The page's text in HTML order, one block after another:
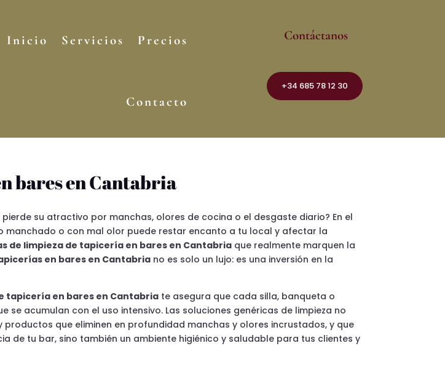
Inicio Servicios Precios
Contacto
Contáctanos
+34 685 78 12 30
bares en Cantabria
pierde su atractivo por manchas, olores de cocina o el desgaste diario? En el
manchado o con mal olor puede restar encanto a tu local y afectar la
de limpieza de tapicería en bares en Cantabria que realmente marquen la
en bares en Cantabria no es solo un lujo: es una inversión en la
tapicería en bares en Cantabria te asegura que cada silla, banqueta o
acumulan con el uso intensivo. Las soluciones genéricas de limpieza no
que eliminen en profundidad manchas y olores incrustados, y que
de tu bar, sino también un ambiente higiénico y saludable para tus clientes y